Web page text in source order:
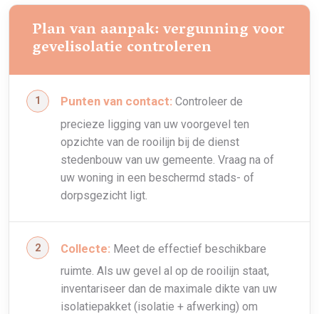
Plan van aanpak: vergunning voor
gevelisolatie controleren
Punten van contact: Controleer de
precieze ligging van uw voorgevel ten
opzichte van de rooilijn bij de dienst
stedenbouw van uw gemeente. Vraag na of
uw woning in een beschermd stads- of
dorpsgezicht ligt.
Collecte: Meet de effectief beschikbare
ruimte. Als uw gevel al op de rooilijn staat,
inventariseer dan de maximale dikte van uw
isolatiepakket (isolatie + afwerking) om